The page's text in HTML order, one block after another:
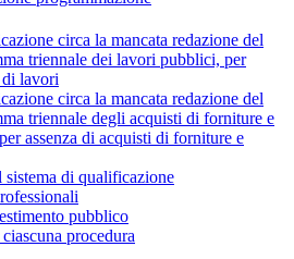
circa la mancata redazione del
triennale dei lavori pubblici, per
di lavori
circa la mancata redazione del
triennale degli acquisti di forniture e
assenza di acquisti di forniture e
di qualificazione
pubblico
procedura